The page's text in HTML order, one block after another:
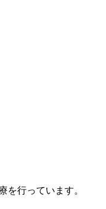
を行っています。